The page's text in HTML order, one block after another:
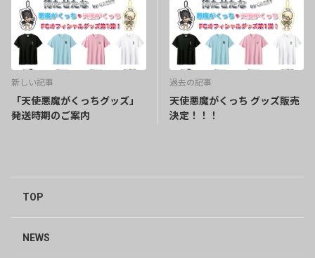
新しい記事
「天使悪魔がくっちグッズ」
発送時期のご案内
過去の記事
天使悪魔がくっち グッズ販売
決定！！！
TOP
NEWS